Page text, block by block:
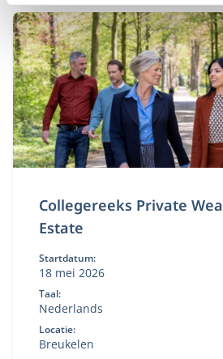
Collegereeks Private
Estate
Startdatum:
18 mei 2026
Taal:
Nederlands
Locatie:
Breukelen